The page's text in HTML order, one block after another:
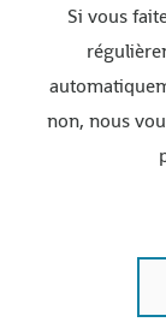
Si vous
non, nous